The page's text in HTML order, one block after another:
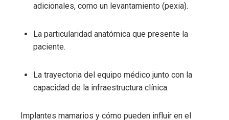
adicionales, como un levantamiento (pexia).
La particularidad anatómica que presente la
paciente.
La trayectoria del equipo médico junto con la
capacidad de la infraestructura clínica.
Implantes mamarios y cómo pueden influir en el